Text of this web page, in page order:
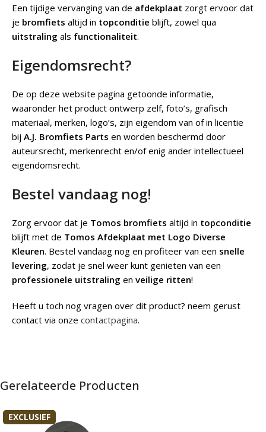
Een tijdige vervanging van de afdekplaat zorgt ervoor dat
je bromfiets altijd in topconditie blijft, zowel qua
uitstraling als functionaliteit.
Eigendomsrecht?
De op deze website pagina getoonde informatie,
waaronder het product ontwerp zelf, foto’s, grafisch
materiaal, merken, logo’s, zijn eigendom van of in licentie
bij A.J. Bromfiets Parts en worden beschermd door
auteursrecht, merkenrecht en/of enig ander intellectueel
eigendomsrecht.
Bestel vandaag nog!
Zorg ervoor dat je Tomos bromfiets altijd in topconditie
blijft met de Tomos Afdekplaat met Logo Diverse
Kleuren. Bestel vandaag nog en profiteer van een snelle
levering, zodat je snel weer kunt genieten van een
professionele uitstraling en veilige ritten!
Heeft u toch nog vragen over dit product? neem gerust
contact via onze contactpagina.
Gerelateerde Producten
EXCLUSIEF